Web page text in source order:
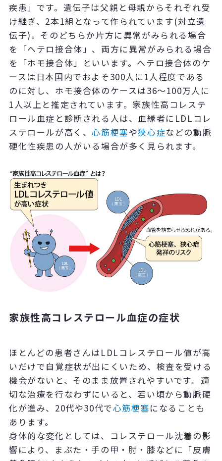
疾患」です。遺伝子は父親と母親からそれぞれ受
け継ぎ、2本1組となって作られています(対立遺
伝子)。そのどちらか片方に異常がみられる場合
を「ヘテロ接合体」、両方に異常がみられる場合
を「ホモ接合体」といいます。ヘテロ接合体のケ
ースは日本国内でおよそ300人に1人程度である
のに対し、ホモ接合体のケースは36～100万人に
1人以上と推定されています。家族性高コレステ
ロール血症と診断される人は、血縁者にLDLコレ
ステロールが高く、心筋梗塞や狭心症などの動脈
硬化性疾患の人がいる場合が多く見られます。
家族性高コレステロール血症の症状
ほとんどの患者さんはLDLコレステロール値が高
いだけで自覚症状が出にくいため、検査を受ける
機会がないと、そのまま放置されやすいです。適
切な治療を行なわずにいると、若い頃から動脈硬
化が進み、20代や30代で心筋梗塞になることも
あります。
身体的な変化としては、コレステロール沈着の影
響により、まぶた・手の甲・肘・膝などに「皮膚